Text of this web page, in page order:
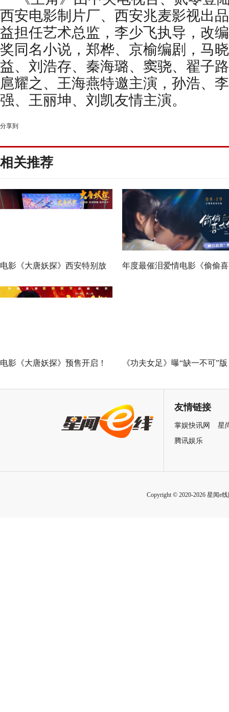
西安电影制片厂、西安兆麦影视出
益担任艺术总监，李少飞执导，改
奖同名小说，郑桦、京榆编剧，马
益、刘浩存、秦海璐、窦骁、翟子
扈耀之、王海燕特邀主演，孙浩、
强、王丽坤、刘凯友情主演。
分享到
相关推荐
电影《大唐妖探》西安特别放
映 开启古城合家欢奇幻冒险！
年度最催泪爱情电影《偷偷喜
电影《大唐妖探》预售开启！ 《功夫女足》曝“缺一不可”版
力量 友情链接
掌娱快讯网
星
腾讯娱乐
Copyright © 2020-2026 星闻e